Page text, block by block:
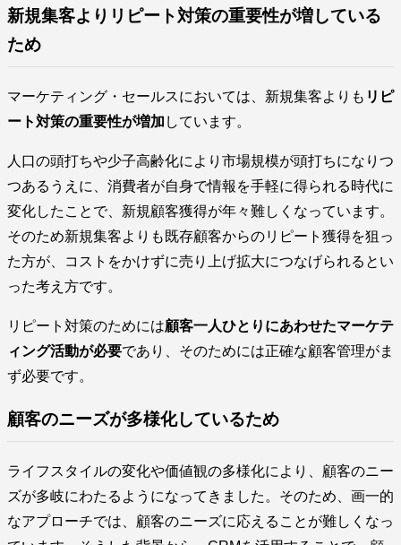
新規集客よりリピート対策の重要性が増している
ため
マーケティング・セールスにおいては、新規集客よりも リピ
ート対策の重要性が増加 しています。
人口の頭打ちや少子高齢化により市場規模が頭打ちになりつ
つあるうえに、消費者が自身で情報を手軽に得られる時代に
変化したことで、新規顧客獲得が年々難しくなっています。
そのため新規集客よりも既存顧客からのリピート獲得を狙っ
た方が、コストをかけずに売り上げ拡大につなげられるとい
った考え方です。
リピート対策のためには顧客一人ひとりにあわせたマーケテ
ィング活動が必要であり、そのためには正確な顧客管理がま
ず必要です。
顧客のニーズが多様化しているため
ライフスタイルの変化や価値観の多様化により、顧客のニー
ズが多岐にわたるようになってきました。そのため、画一的
なアプローチでは、顧客のニーズに応えることが難しくなっ